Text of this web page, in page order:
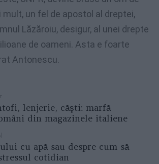
mult, un fel de apostol al dreptei,
Lăzăroiu, desigur, al unei drepte
de oameni. Asta e foarte
Antonescu.
lenjerie, căşti: marfă
din magazinele italiene
cu apă sau despre cum să
cotidian